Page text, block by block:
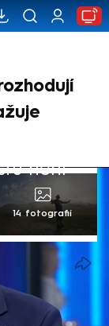
není
14 fotografií